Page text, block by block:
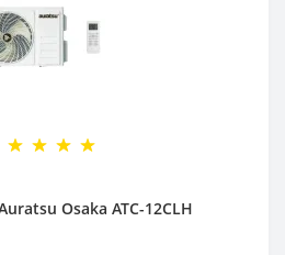
Osaka ATC-12CLH